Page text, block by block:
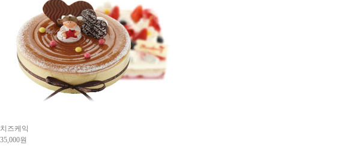
치즈케익
35,000원